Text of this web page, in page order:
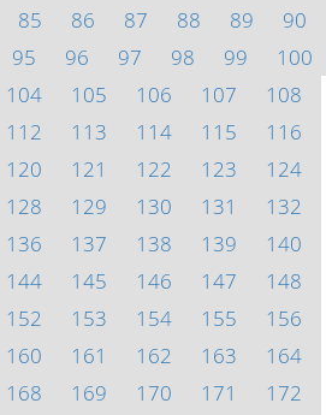
85 86 87 88 89
90
95 96 97 98 99
100
104 105 106 107
108
112 113 114 115
116
120 121 122 123
124
128 129 130 131
132
136 137 138 139
140
144 145 146 147
148
152 153 154 155
156
160 161 162 163
164
168 169 170 171
172